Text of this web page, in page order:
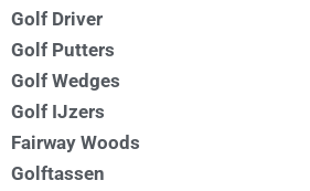
Golf Driver
Golf Putters
Golf Wedges
Golf IJzers
Fairway Woods
Golftassen